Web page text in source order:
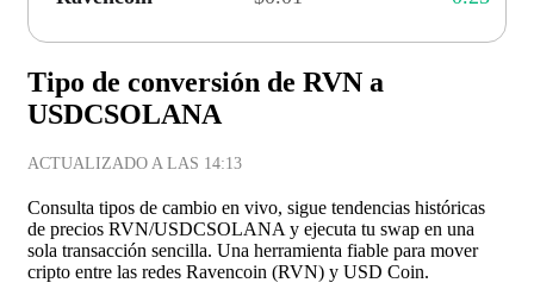
Tipo de conversión de RVN a
USDCSOLANA
ACTUALIZADO A LAS 14:13
Consulta tipos de cambio en vivo, sigue tendencias históricas
de precios RVN/USDCSOLANA y ejecuta tu swap en una
sola transacción sencilla. Una herramienta fiable para mover
cripto entre las redes Ravencoin (RVN) y USD Coin.